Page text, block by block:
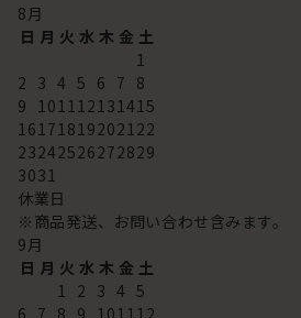
8 月
日 月 火 水 木 金 土
1
2 3 4 5 6 7 8
9
10 11 12 13 14 15
16 17 18 192021 22
23242526272829
3031
休業日
※商品発送、お問い合わせ含みます。
9 月
日 月 火 水 木 金 土
1
2 3 4 5
6 7 8 9 10 11 12